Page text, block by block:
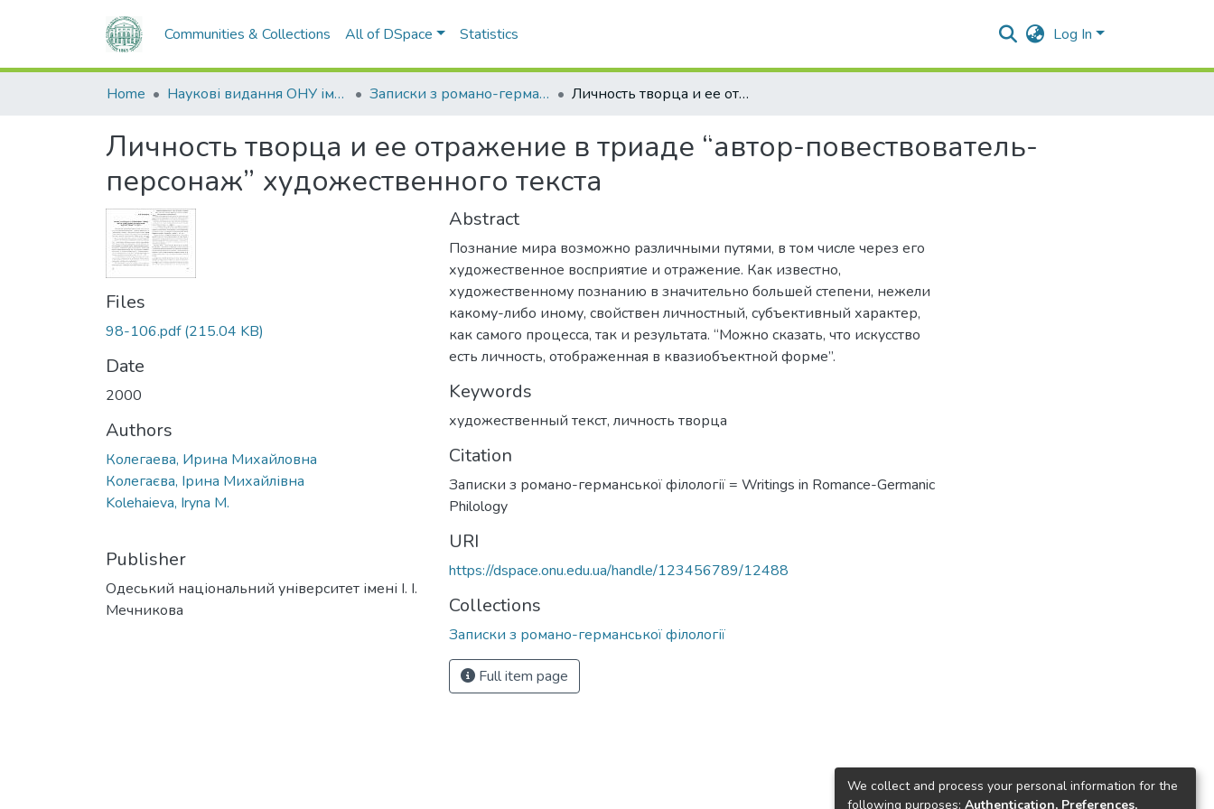
Communities & Collections All of DSpace Statistics Log In
Home Наукові видання ОНУ імені І. І. Мечникова Записки з романо-германської філології Личность творца и ее отражение в триаде “автор-повествователь-персонаж” художественного текста
Личность творца и ее отражение в триаде “автор-повествователь-
персонаж” художественного текста
Files
98-106.pdf(215.04 KB)
Date
2000
Authors
Колегаева, Ирина Михайловна
Колегаєва, Ірина Михайлівна
Kolehaieva, Iryna M.
Publisher
Одеський національний університет імені І. І.
Мечникова
Abstract
Познание мира возможно различными путями, в том числе через его
художественное восприятие и отражение. Как известно,
художественному познанию в значительно большей степени, нежели
какому-либо иному, свойствен личностный, субъективный характер,
как самого процесса, так и результата. “Можно сказать, что искусство
есть личность, отображенная в квазиобъектной форме”.
Keywords
художественный текст, личность творца
Citation
Записки з романо-германської філології = Writings in Romance-Germanic
Philology
URI
https://dspace.onu.edu.ua/handle/123456789/12488
Collections
Записки з романо-германської філології
Full item page
We collect and process your personal information for the
following purposes: Authentication, Preferences,